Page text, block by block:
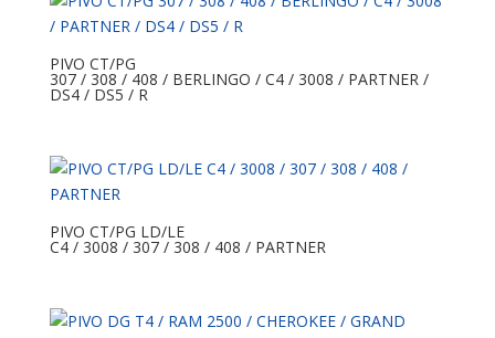
PIVO CT/PG
307 / 308 / 408 / BERLINGO / C4 / 3008 / PARTNER /
DS4 / DS5 / R
PIVO CT/PG LD/LE
C4 / 3008 / 307 / 308 / 408 / PARTNER